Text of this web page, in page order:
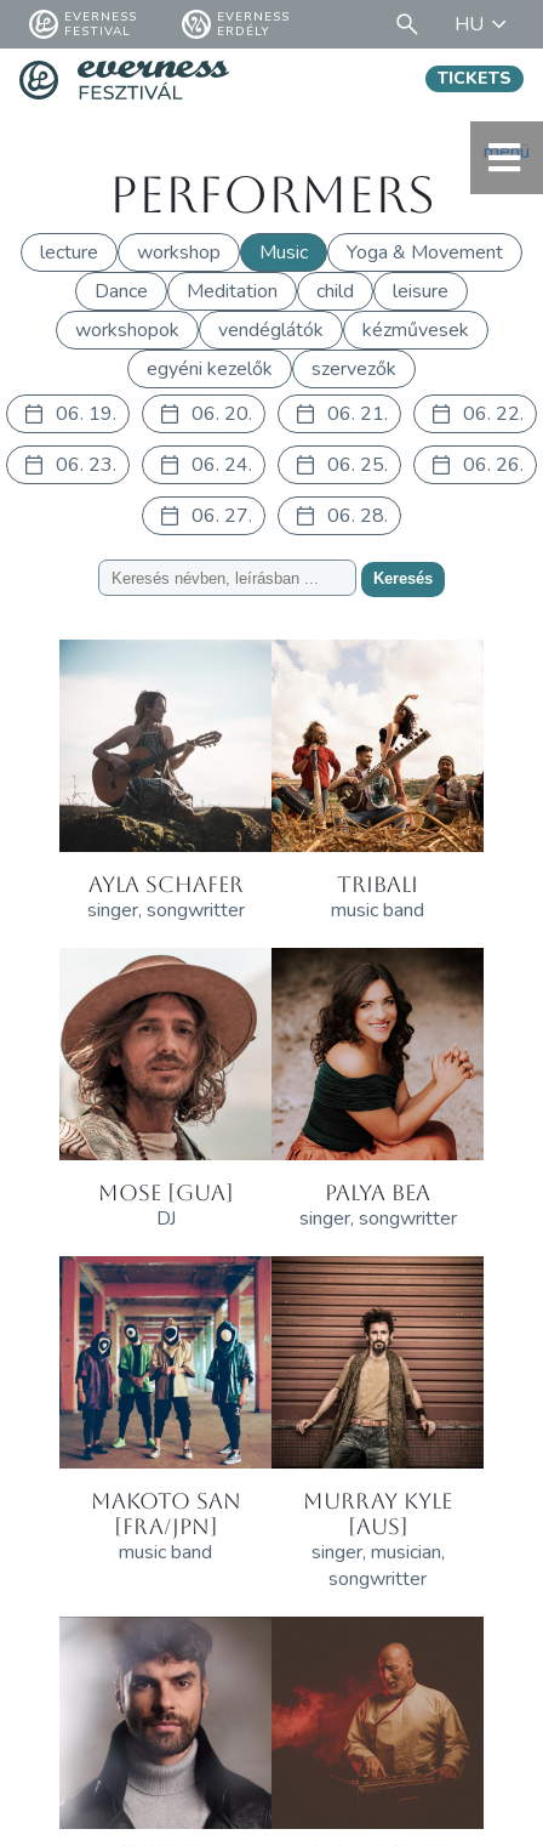
EVERNESS
FESTIVAL
EVERNESS
ERDÉLY
HU
menü
TICKETS
Performers
lecture workshop Music
Yoga & Movement
Dance
Meditation child
leisure
workshopok
vendéglátók
kézművesek
egyéni kezelők
szervezők
06. 19.
06. 20. 06. 21.
06. 22.
06. 23.
06. 24. 06. 25.
06. 26.
06. 27.
06. 28.
Keresés
AYLA SCHAFER
singer, songwritter
TRIBALI
music band
MOSE [GUA]
DJ
PALYA BEA
singer, songwritter
MAKOTO SAN
[FRA/JPN]
music band
MURRAY KYLE
[AUS]
singer, musician,
songwritter